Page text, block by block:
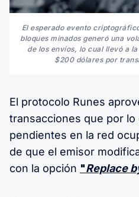
El esperado evento
bloques minados generó una
de los envíos, lo cual llevó a
$200 dólares por
El protocolo Runes
transacciones que por lo
pendientes en la red
de que el emisor
con la opción "Replace